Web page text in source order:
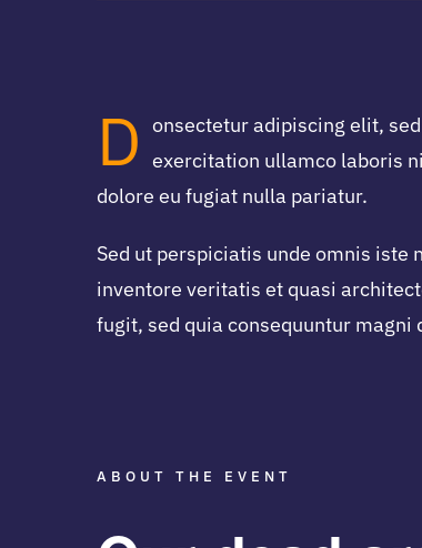
D onsectetur adipiscing elit,
exercitation ullamco laboris
dolore eu fugiat nulla pariatur.
Sed ut perspiciatis unde omnis
inventore veritatis et quasi
fugit, sed quia consequuntur
ABOUT THE EVENT